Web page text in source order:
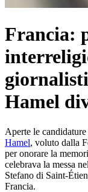
Francia:
Hamel
Aperte le candidature
Hamel, voluto dalla
per onorare la
celebrava la messa
Stefano di Saint-
Francia.